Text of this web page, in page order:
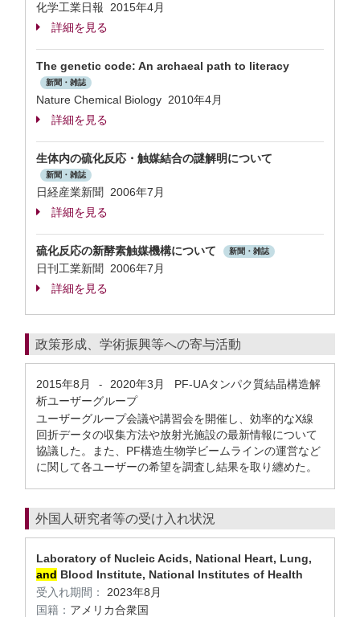
化学工業日報 2015年4月
詳細を見る
The genetic code: An archaeal path to literacy
新聞・雑誌
Nature Chemical Biology 2010年4月
詳細を見る
生体内の硫化反応・触媒結合の謎解明について
新聞・雑誌
日経産業新聞 2006年7月
詳細を見る
硫化反応の新酵素触媒機構について 新聞・雑誌
日刊工業新聞 2006年7月
詳細を見る
政策形成、学術振興等への寄与活動
2015年8月 - 2020年3月
PF-UAタンパク質結晶構造解
析ユーザーグループ
ユーザーグループ会議や講習会を開催し、効率的なX線
回折データの収集方法や放射光施設の最新情報について
協議した。また、PF構造生物学ビームラインの運営など
に関して各ユーザーの希望を調査し結果を取り纏めた。
外国人研究者等の受け入れ状況
Laboratory of Nucleic Acids, National Heart, Lung,
and Blood Institute, National Institutes of Health
受入れ期間：
2023年8月
国籍： アメリカ合衆国